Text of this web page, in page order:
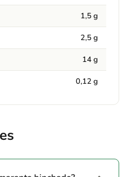
1,5 g
2,5 g
14 g
0,12 g